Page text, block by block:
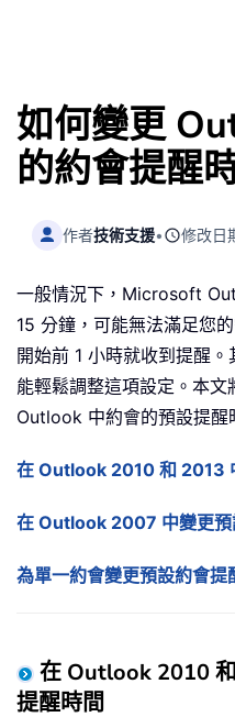
如何變更
的約會提醒
作者技術支援• 修改日
一般情況下，Microsoft
15 分鐘，可能無法滿足您
開始前 1 小時就收到提醒
能輕鬆調整這項設定。本
Outlook 中約會的預設提醒
在 Outlook 2010 和 2013
在 Outlook 2007 中變更預
為單一約會變更預設約會提
在 Outlook 2010
提醒時間